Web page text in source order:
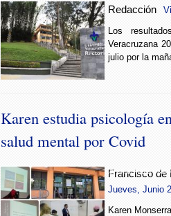
Redacción
Los
Veracruzana
julio por la
Karen estudia psicología
salud mental por Covid
Karen estudia
Francisco de
Jueves, Junio
Karen